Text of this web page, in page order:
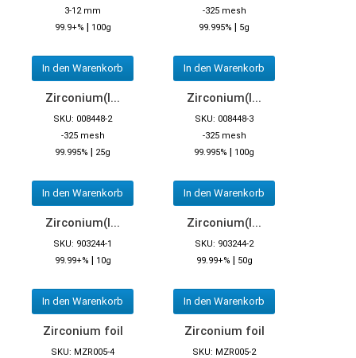
3-12 mm
99.9+% | 100g
In den Warenkorb
-325 mesh
99.995% | 5g
In den Warenkorb
Zirconium(I...
SKU: 008448-2
-325 mesh
99.995% | 25g
In den Warenkorb
Zirconium(I...
SKU: 008448-3
-325 mesh
99.995% | 100g
In den Warenkorb
Zirconium(I...
SKU: 903244-1
99.99+% | 10g
In den Warenkorb
Zirconium(I...
SKU: 903244-2
99.99+% | 50g
In den Warenkorb
Zirconium foil
SKU: MZR005-4
Zirconium foil
SKU: MZR005-2